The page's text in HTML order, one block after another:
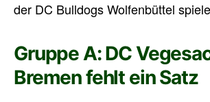
der DC Bulldogs Wolfenbüttel
Gruppe A: DC
Bremen fehlt ein Satz